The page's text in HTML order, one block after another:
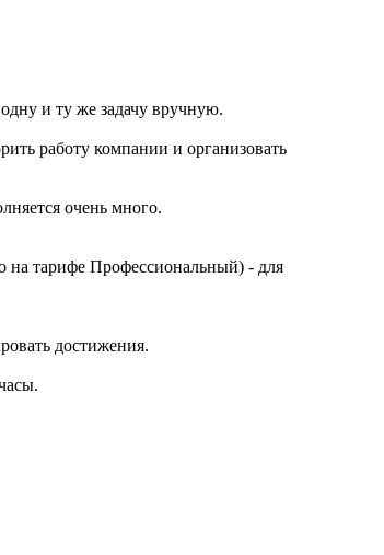
и ту же задачу вручную.
работу компании и организовать
очень много.
на тарифе Профессиональный) - для
достижения.